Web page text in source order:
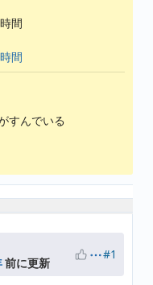
時間
時間
すんでいる
前に更新
#1